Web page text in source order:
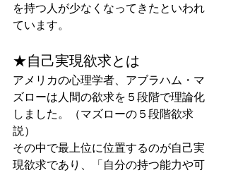
を持つ人が少なくなってきたといわれ
ています。
★自己実現欲求とは
アメリカの心理学者、アブラハム・マ
ズローは人間の欲求を５段階で理論化
しました。（マズローの５段階欲求
説）
その中で最上位に位置するのが自己実
現欲求であり、「自分の持つ能力や可